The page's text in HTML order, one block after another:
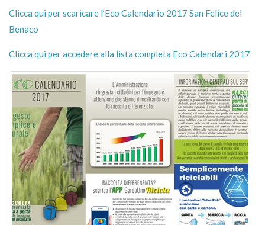
Clicca qui per scaricare l’Eco Calendario 2017 San Felice del
Benaco
Clicca qui per accedere alla lista completa Eco Calendari 2017